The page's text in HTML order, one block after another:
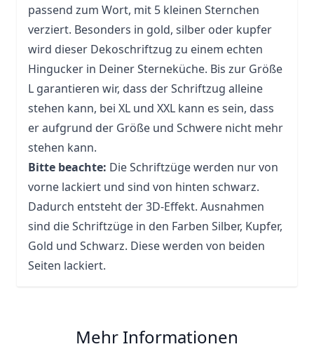
passend zum Wort, mit 5 kleinen Sternchen
verziert. Besonders in gold, silber oder kupfer
wird dieser Dekoschriftzug zu einem echten
Hingucker in Deiner Sterneküche. Bis zur Größe
L garantieren wir, dass der Schriftzug alleine
stehen kann, bei XL und XXL kann es sein, dass
er aufgrund der Größe und Schwere nicht mehr
stehen kann.
Bitte beachte: Die Schriftzüge werden nur von
vorne lackiert und sind von hinten schwarz.
Dadurch entsteht der 3D-Effekt. Ausnahmen
sind die Schriftzüge in den Farben Silber, Kupfer,
Gold und Schwarz. Diese werden von beiden
Seiten lackiert.
Mehr Informationen